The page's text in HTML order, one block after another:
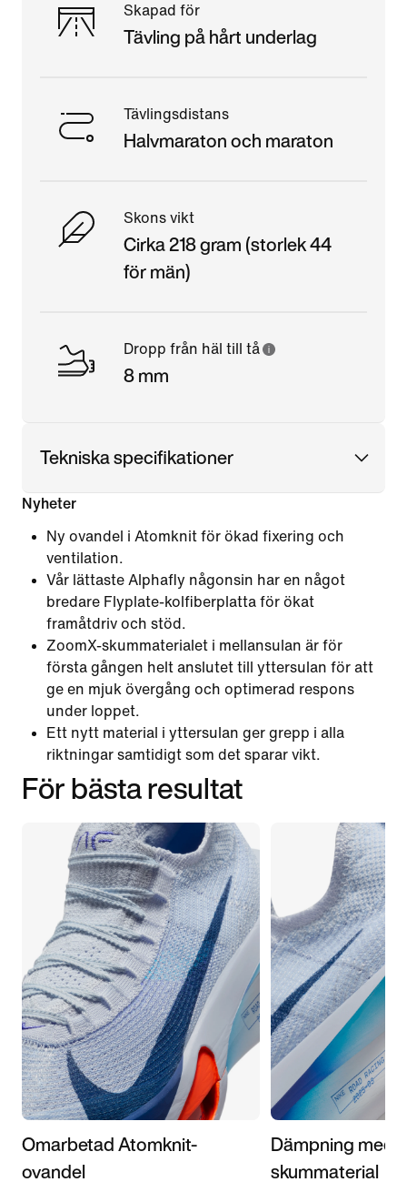
Skapad för
Tävling på hårt underlag
Tävlingsdistans
Halvmaraton och maraton
Skons vikt
Cirka 218 gram (storlek 44
för män)
Dropp från häl till tå
8 mm
Tekniska specifikationer
Nyheter
Ny ovandel i Atomknit för ökad fixering och
ventilation.
Vår lättaste Alphafly någonsin har en något
bredare Flyplate-kolfiberplatta för ökat
framåtdriv och stöd.
ZoomX-skummaterialet i mellansulan är för
första gången helt anslutet till yttersulan för att
ge en mjuk övergång och optimerad respons
under loppet.
Ett nytt material i yttersulan ger grepp i alla
riktningar samtidigt som det sparar vikt.
För bästa resultat
Omarbetad Atomknit-
ovandel
Dämpning med
skummaterial